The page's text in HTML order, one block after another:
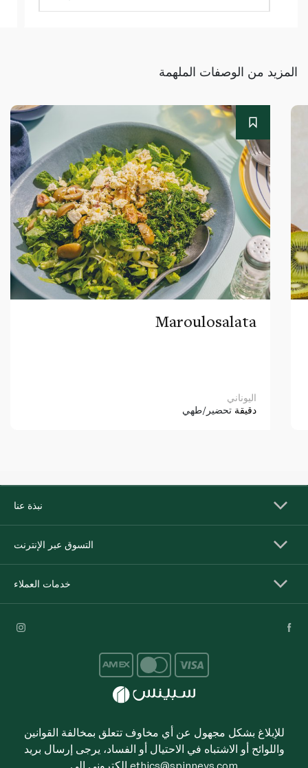
المزيد من الوصفات الملهمة
Maroulosalata
اليوناني
دقيقة تحضير/طهي
نبذة عنا
التسوق عبر الإنترنت
خدمات العملاء
للإبلاغ بشكل مجهول عن أي مخاوف تتعلق بمخالفة القوانين
واللوائح أو الاشتباه في الاحتيال أو الفساد، يرجى إرسال بريد
ethics@spinneys.com